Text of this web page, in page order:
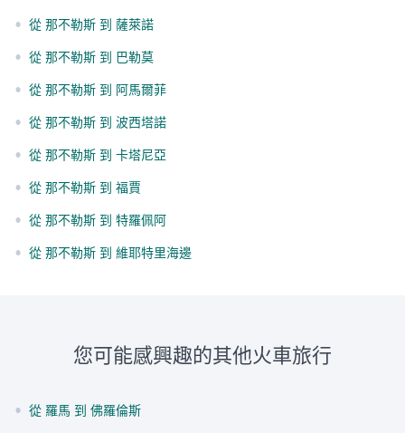
• 從 那不勒斯 到 薩萊諾
• 從 那不勒斯 到 巴勒莫
• 從 那不勒斯 到 阿馬爾菲
• 從 那不勒斯 到 波西塔諾
• 從 那不勒斯 到 卡塔尼亞
• 從 那不勒斯 到 福賈
• 從 那不勒斯 到 特羅佩阿
• 從 那不勒斯 到 維耶特里海邊
您可能感興趣的其他火車旅行
• 從 羅馬 到 佛羅倫斯